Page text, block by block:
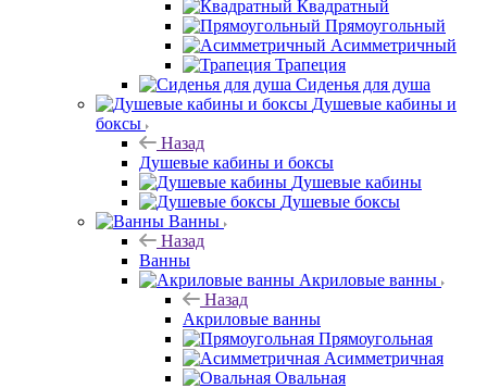
Квадратный
Прямоугольный
Асимметричный
Трапеция
Сиденья для душа
Душевые кабины и
боксы
Назад
Душевые кабины и боксы
Душевые кабины
Душевые боксы
Ванны
Назад
Ванны
Акриловые ванны
Назад
Акриловые ванны
Прямоугольная
Асимметричная
Овальная